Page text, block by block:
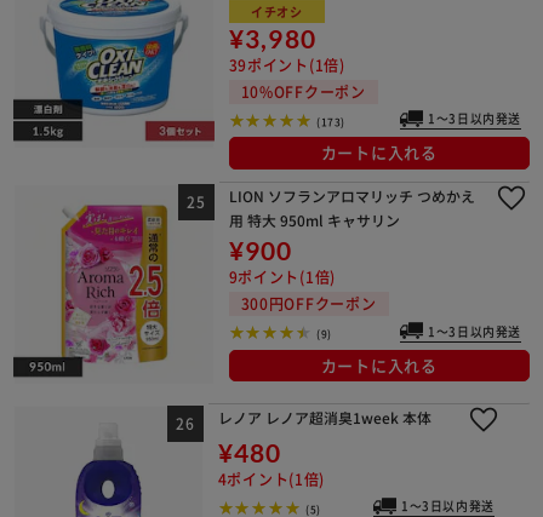
イチオシ
¥3,980
39ポイント(1倍)
10%OFFクーポン
(173) 1～3日以内発送
カートに入れる
LION ソフランアロマリッチ つめかえ
用 特大 950ml キャサリン
¥900
9ポイント(1倍)
300円OFFクーポン
(9) 1～3日以内発送
カートに入れる
レノア レノア超消臭1week 本体
¥480
4ポイント(1倍)
(5) 1～3日以内発送